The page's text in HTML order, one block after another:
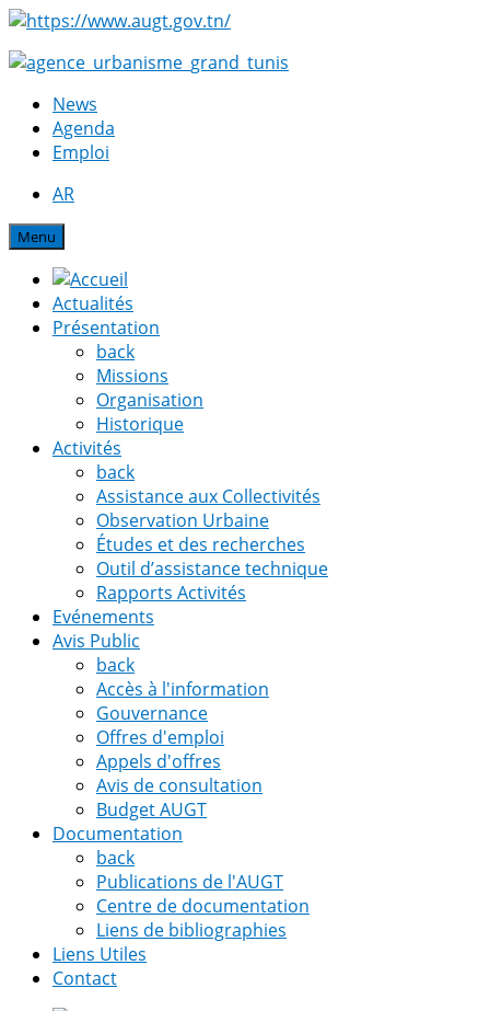
News
Agenda
Emploi
AR
Menu
Actualités
Présentation
back
Missions
Organisation
Historique
Activités
back
Assistance aux Collectivités
Observation Urbaine
Études et des recherches
Outil d’assistance technique
Rapports Activités
Evénements
Avis Public
back
Accès à l'information
Gouvernance
Offres d'emploi
Appels d'offres
Avis de consultation
Budget AUGT
Documentation
back
Publications de l'AUGT
Centre de documentation
Liens de bibliographies
Liens Utiles
Contact